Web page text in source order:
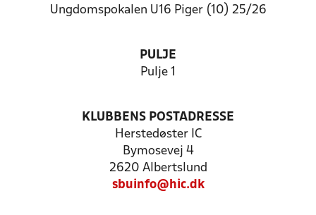
Ungdomspokalen U16 Piger (10) 25/26
PULJE
Pulje 1
KLUBBENS POSTADRESSE
Herstedøster IC
Bymosevej 4
2620 Albertslund
sbuinfo@hic.dk